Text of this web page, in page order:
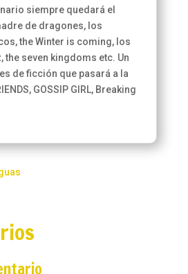
siempre quedará el
de dragones, los
the Winter is coming, los
the seven kingdoms etc. Un
de ficción que pasará a la
GOSSIP GIRL, Breaking